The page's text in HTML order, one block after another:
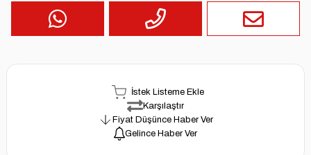
İstek Listeme Ekle
Karşılaştır
Fiyat Düşünce Haber Ver
Gelince Haber Ver